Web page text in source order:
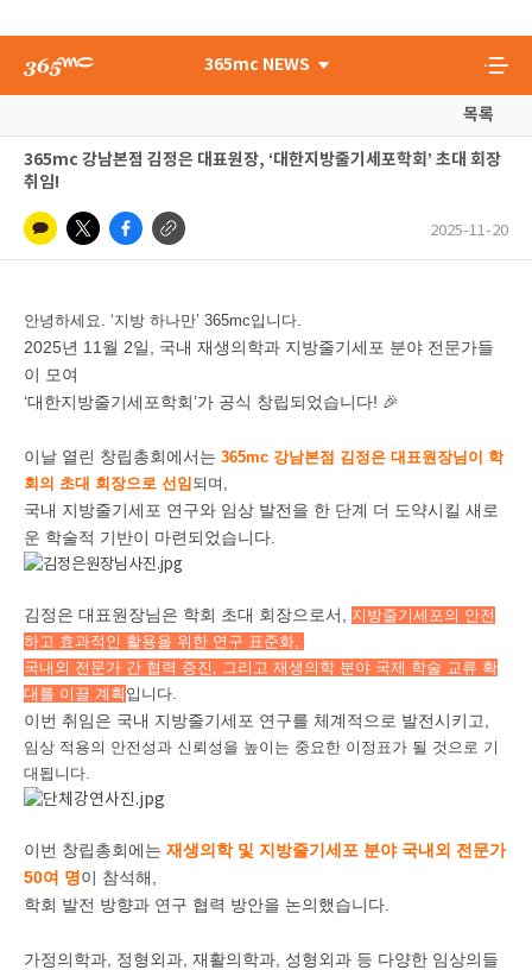
365mc NEWS
목록
365mc 강남본점 김정은 대표원장, ‘대한지방줄기세포학회’ 초대 회장
취임!
2025-11-20
안녕하세요. ‘지방 하나만’ 365mc입니다.
2025년 11월 2일, 국내 재생의학과 지방줄기세포 분야 전문가들
이 모여
‘대한지방줄기세포학회’가 공식 창립되었습니다! 🎉
이날 열린 창립총회에서는 365mc 강남본점 김정은 대표원장님이 학
회의 초대 회장으로 선임 되며,
국내 지방줄기세포 연구와 임상 발전을 한 단계 더 도약시킬 새로
운 학술적 기반이 마련되었습니다.
김정은 대표원장님은 학회 초대 회장으로서, 지방줄기세포의 안전
하고 효과적인 활용을 위한 연구 표준화,
국내외 전문가 간 협력 증진, 그리고 재생의학 분야 국제 학술 교류 확
대를 이끌 계획 입니다.
이번 취임은 국내 지방줄기세포 연구를 체계적으로 발전시키고,
임상 적용의 안전성과 신뢰성을 높이는 중요한 이정표가 될 것으로 기
대됩니다.
이번 창립총회에는 재생의학 및 지방줄기세포 분야 국내외 전문가
50여 명이 참석해,
학회 발전 방향과 연구 협력 방안을 논의했습니다.
가정의학과, 정형외과, 재활의학과, 성형외과 등 다양한 임상의들